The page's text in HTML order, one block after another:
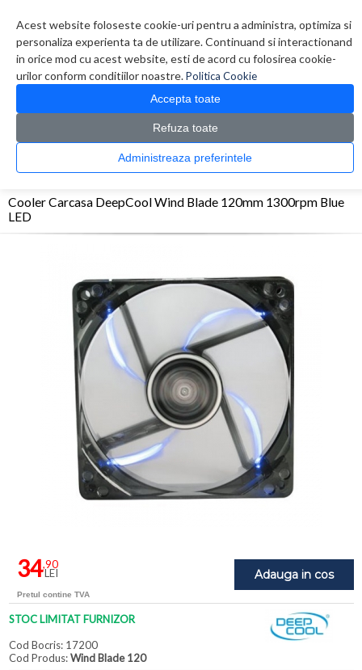
Acest website foloseste cookie-uri pentru a administra, optimiza si
personaliza experienta ta de utilizare. Continuand si interactionand
in orice mod cu acest website, esti de acord cu folosirea cookie-
urilor conform conditiilor noastre.Politica Cookie
Accepta toate
Refuza toate
Administreaza preferintele
0 produs(e)
CATALOG PRODUSE
Componente PC > Ventilatoare > Cooler Carcasa DeepCool Wind Blade
Cooler Carcasa DeepCool Wind Blade 120mm 1300rpm Blue
LED
Adauga in cos
34,90
LEI
Pretul contine TVA
STOC LIMITAT FURNIZOR
Cod Bocris: 17200
Cod Produs:Wind Blade 120